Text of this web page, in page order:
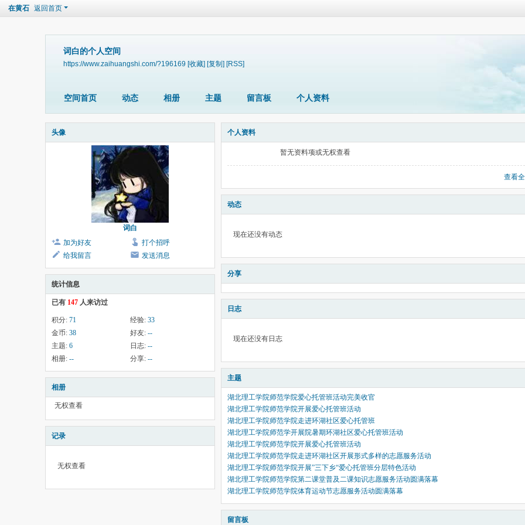
在黄石 返回首页
词白的个人空间
https://www.zaihuangshi.com/?196169 [收藏] [复制] [RSS]
空间首页 动态 相册 主题 留言板 个人资料
头像
词白
加为好友
打个招呼
给我留言
发送消息
统计信息
已有 147 人来访过
积分: 71 经验: 33
金币: 38 好友: --
主题: 6 日志: --
相册: -- 分享: --
相册
无权查看
记录
无权查看
个人资料
暂无资料项或无权查看
查看
动态
现在还没有动态
分享
日志
现在还没有日志
主题
湖北理工学院师范学院爱心托管班活动完美收官
湖北理工学院师范学院开展爱心托管班活动
湖北理工学院师范学院走进环湖社区爱心托管班
湖北理工学院师范学开展院暑期环湖社区爱心托管班活动
湖北理工学院师范学院开展爱心托管班活动
湖北理工学院师范学院走进环湖社区开展形式多样的志愿服务活动
湖北理工学院师范学院开展”三下乡“爱心托管班分层特色活动
湖北理工学院师范学院第二课堂普及二课知识志愿服务活动圆满落幕
湖北理工学院师范学院体育运动节志愿服务活动圆满落幕
留言板